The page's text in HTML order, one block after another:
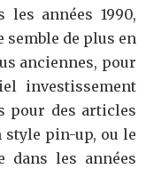
les années 1990,
semble de plus en
anciennes, pour
investissement
pour des articles
style pin-up, ou le
dans les années